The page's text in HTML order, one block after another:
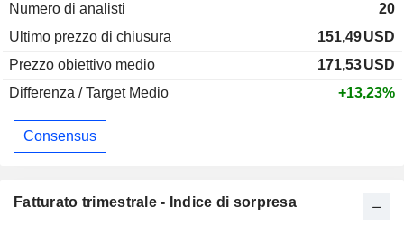
Numero di analisti
20
Ultimo prezzo di chiusura
151,49USD
Prezzo obiettivo medio
171,53USD
Differenza / Target Medio
+13,23%
Consensus
Fatturato trimestrale - Indice di sorpresa